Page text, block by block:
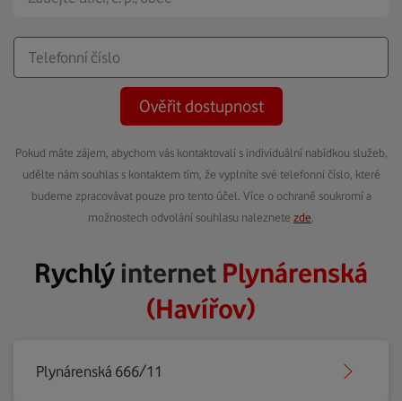
Ověřit dostupnost
Pokud máte zájem, abychom vás kontaktovali s individuální nabídkou služeb,
udělte nám souhlas s kontaktem tím, že vyplníte své telefonní číslo, které
budeme zpracovávat pouze pro tento účel. Více o ochraně soukromí a
možnostech odvolání souhlasu naleznete zde
Rychlýinternet Plynárenská
(Havířov)
Plynárenská 666/11